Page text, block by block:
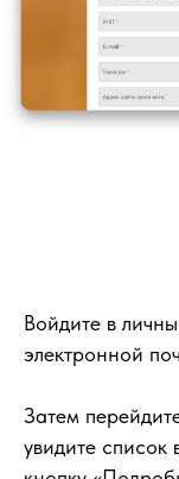
Войдите в
электронной
Затем
увидите